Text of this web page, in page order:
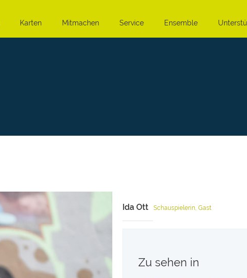
Karten Mitmachen Service Ensemble
Ida Ott Schauspielerin, Gast
Zu sehen in